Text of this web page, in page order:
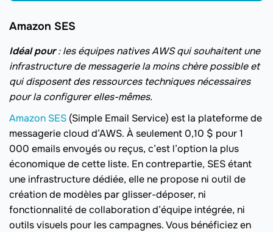
Amazon SES
Idéal pour: les équipes natives AWS qui souhaitent une
infrastructure de messagerie la moins chère possible et
qui disposent des ressources techniques nécessaires
pour la configurer elles-mêmes.
Amazon SES (Simple Email Service) est la plateforme de
messagerie cloud d’AWS. À seulement 0,10 $ pour 1
000 emails envoyés ou reçus, c’est l’option la plus
économique de cette liste. En contrepartie, SES étant
une infrastructure dédiée, elle ne propose ni outil de
création de modèles par glisser-déposer, ni
fonctionnalité de collaboration d’équipe intégrée, ni
outils visuels pour les campagnes. Vous bénéficiez en